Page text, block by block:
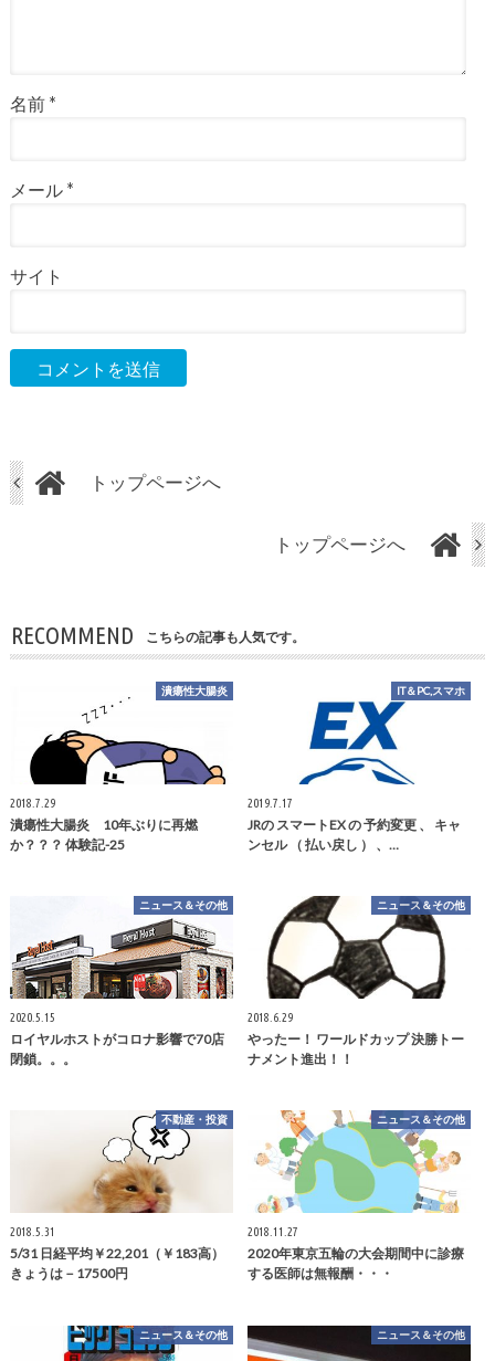
名前 *
メール *
サイト
トップページへ
トップページへ
RECOMMEND こちらの記事も人気です。
潰瘍性大腸炎
2018.7.29
潰瘍性大腸炎 10年ぶりに再燃
か？？？ 体験記-25
IT＆PC,スマホ
2019.7.17
JRの スマートEX の 予約変更 、 キャ
ンセル （ 払い戻し ） 、…
ニュース＆その他
2020.5.15
ロイヤルホストがコロナ影響で70店
閉鎖。。。
ニュース＆その他
2018.6.29
やったー！ ワールドカップ 決勝トー
ナメント進出！！
不動産・投資
2018.5.31
5/31 日経平均￥22,201（￥183高）
きょうは－17500円
ニュース＆その他
2018.11.27
2020年東京五輪の大会期間中に診療
する医師は無報酬・・・
ニュース＆その他 ニュース＆その他